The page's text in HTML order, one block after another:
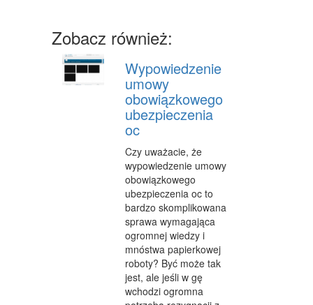
MASZYNY
NARZĘDZIA
PRZEMYSŁ METALOWY
PRZEWÓZ
TRANSPORT
CZĘŚCI SAMOCHODOWE
WYNAJEM
USŁUGI MOTORYZACYJNE
SALONY, KOMISY
PUBLIC RELATIONS
Zobacz również:
Wypowiedzenie
umowy
obowiązkowego
ubezpieczenia
oc
Czy uważacie, że
wypowiedzenie umowy
obowiązkowego
ubezpieczenia oc to
bardzo skomplikowana
sprawa wymagająca
ogromnej wiedzy i
mnóstwa papierkowej
roboty? Być może tak
jest, ale jeśli w gę
wchodzi ogromna